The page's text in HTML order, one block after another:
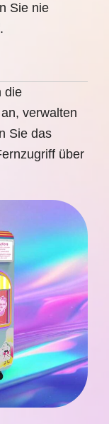
Sie nie
die
verwalten
Sie das
über